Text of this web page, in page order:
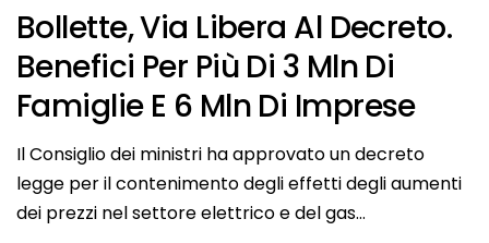
Bollette, Via Libera Al Decreto.
Benefici Per Più Di 3 Mln Di
Famiglie E 6 Mln Di Imprese
Il Consiglio dei ministri ha approvato un decreto
legge per il contenimento degli effetti degli aumenti
dei prezzi nel settore elettrico e del gas…